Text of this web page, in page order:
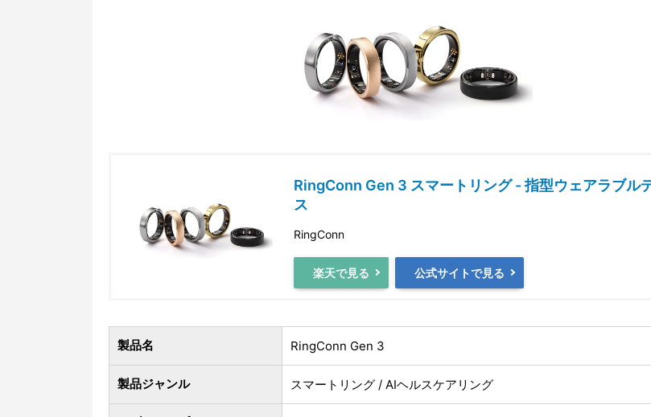
RingConn Gen 3 スマートリング - 指型ウェアラブル
ス
RingConn
楽天で見る 公式サイトで見る
製品名 RingConn Gen 3
製品ジャンル スマートリング / AIヘルスケアリング